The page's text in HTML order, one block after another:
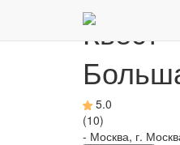
Квест
5.0
(10)
- Москва, г.